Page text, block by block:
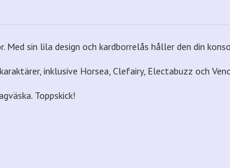
sin lila design och kardborrelås håller den din
inklusive Horsea, Clefairy, Electabuzz och
Toppskick!